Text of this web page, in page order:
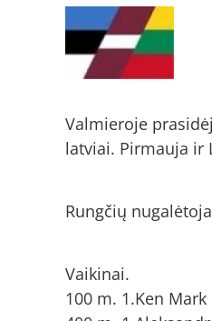
Valmieroje
latviai. Pirmauja ir
Rungčių
Vaikinai.
100 m. 1.Ken Mark